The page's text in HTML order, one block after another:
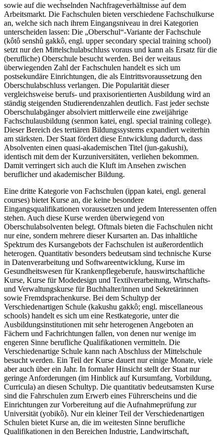
sowie auf die wechselnden Nachfrageverhältnisse auf dem
Arbeitsmarkt. Die Fachschulen bieten verschiedene Fachschulkurse
an, welche sich nach ihrem Eingangsniveau in drei Kategorien
unterscheiden lassen: Die „Oberschul“-Variante der Fachschule
(kôtô senshû gakkô, engl. upper secondary special training school)
setzt nur den Mittelschulabschluss voraus und kann als Ersatz für die
(berufliche) Oberschule besucht werden. Bei der weitaus
überwiegenden Zahl der Fachschulen handelt es sich um
postsekundäre Einrichtungen, die als Eintrittsvoraussetzung den
Oberschulabschluss verlangen. Die Popularität dieser
vergleichsweise berufs- und praxisorientierten Ausbildung wird an
ständig steigenden Studierendenzahlen deutlich. Fast jeder sechste
Oberschulabgänger absolviert mittlerweile eine zweijährige
Fachschulausbildung (senmon katei, engl. special training college).
Dieser Bereich des tertiären Bildungssystems expandiert weiterhin
am stärksten. Der Staat fördert diese Entwicklung dadurch, dass
Absolventen einen quasi-akademischen Titel (jun-gakushi),
identisch mit dem der Kurzuniversitäten, verliehen bekommen.
Damit verringert sich auch die Kluft im Ansehen zwischen
beruflicher und akademischer Bildung.
Eine dritte Kategorie von Fachschulen (ippan katei, engl. general
courses) bietet Kurse an, die keine besondere
Eingangsqualifikationen voraussetzen und jedem Interessenten offen
stehen. Auch diese Kurse werden überwiegend von
Oberschulabsolventen belegt. Oftmals bieten die Fachschulen nicht
nur eine, sondern mehrere dieser Kursarten an. Das inhaltliche
Spektrum des Kursangebots der Fachschulen ist außerordentlich
heterogen. Quantitativ besonders bedeutsam sind technische Kurse
in Datenverarbeitung und Softwareentwicklung, Kurse im
Gesundheitswesen für Krankenpflegeberufe, hauswirtschaftliche
Kurse, Kurse für Modedesign und Textilverarbeitung, Wirtschafts-
und Verwaltungskurse für Buchhalter/innen und Sekretärinnen
sowie Fremdsprachenkurse. Bei dem Schultyp der
Verschiedenartigen Schule (kakushu gakkô; engl. miscellaneous
schools) handelt es sich um eine Restkategorie, unter die
Ausbildungsinstitutionen mit sehr heterogenen Angeboten an
Fächern und Fachrichtungen fallen, von denen nur wenige im
engeren Sinne berufliche Qualifikationen vermitteln. Die
Verschiedenartige Schule kann nach Abschluss der Mittelschule
besucht werden. Ein Teil der Kurse dauert nur einige Monate, viele
aber auch über ein Jahr. In formaler Hinsicht stellt der Staat nur
geringe Anforderungen (im Hinblick auf Kursumfang, Vorbildung,
Curricula) an diesen Schultyp. Die quantitativ bedeutsamsten Kurse
sind die Fahrschulen zum Erwerb eines Führerscheins und die
Einrichtungen zur Vorbereitung auf die Aufnahmeprüfung zur
Universität (yobikô). Nur ein kleiner Teil der Verschiedenartigen
Schulen bietet Kurse an, die im weitesten Sinne berufliche
Qualifikationen in den Bereichen Industrie, Landwirtschaft,